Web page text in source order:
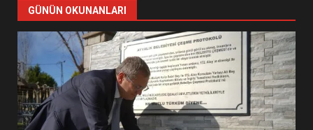
7
YENİ YÖNETİM NASIL
ŞEKİLLENDİ?
1
AYVALIK SU MİRASI İÇİN
HAREKETE GEÇİYOR: GÖZLER
BULUŞMADA
GÜNÜN OKUNANLARI